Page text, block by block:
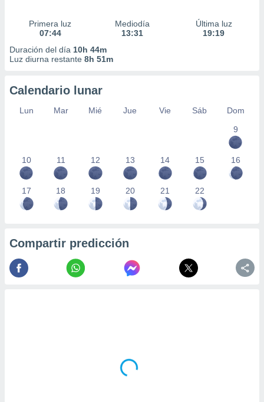
Primera luz
07:44
Mediodía
13:31
Última luz
19:19
Duración del día 10h 44m
Luz diurna restante 8h 51m
Calendario lunar
Lun Mar Mié Jue Vie Sáb
Dom
9
10 11 12 13 14 15 16
17 18 19 20 21 22
Compartir predicción